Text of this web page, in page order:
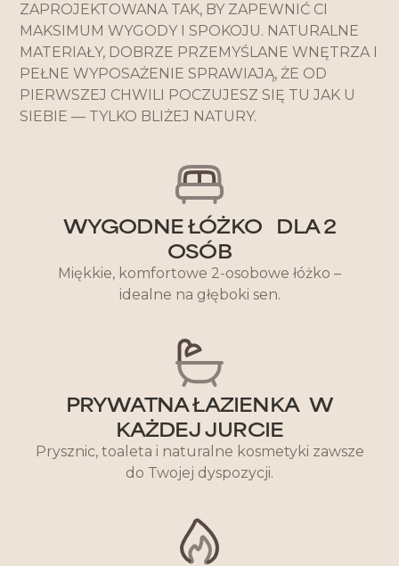
ZAPROJEKTOWANA TAK, BY ZAPEWNIĆ CI
MAKSIMUM WYGODY I SPOKOJU. NATURALNE
MATERIAŁY, DOBRZE PRZEMYŚLANE WNĘTRZA I
PEŁNE WYPOSAŻENIE SPRAWIAJĄ, ŻE OD
PIERWSZEJ CHWILI POCZUJESZ SIĘ TU JAK U
SIEBIE — TYLKO BLIŻEJ NATURY.
WYGODNE ŁÓŻKO DLA 2
OSÓB
Miękkie, komfortowe 2-osobowe łóżko –
idealne na głęboki sen.
PRYWATNA ŁAZIENKA W
KAŻDEJ JURCIE
Prysznic, toaleta i naturalne kosmetyki zawsze
do Twojej dyspozycji.